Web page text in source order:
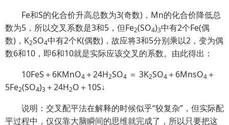
Fe和S的化合价升高总数为3(奇数)，Mn的化合价降低总
数为5，所以交叉系数是3和5，但Fe2(SO4)3中有2个Fe(偶
数)，K2SO4中有2个K(偶数)，故应将3和5分别乘以2，变为偶
数6和10，即6和10就是实际应该交叉的系数。由此得出：
10FeS＋6KMnO4 ＋24H2SO4 ＝ 3K2SO4 ＋6MnsO4 ＋
5Fe2(SO4)3 ＋24H2O＋10S↓
说明：交叉配平法在解释的时候似乎“较复杂”，但实际配
平过程中，仅仅靠大脑瞬间的思维就完成了，所以只要把这